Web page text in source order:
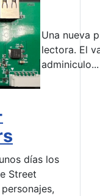
Una nueva
lectora. El
adminiculo...
días los
Street